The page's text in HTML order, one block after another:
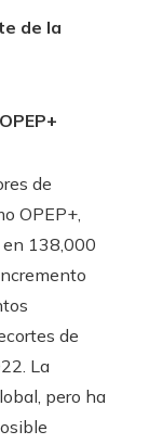
de la
de
OPEP+,
en 138,000
de
La
pero ha